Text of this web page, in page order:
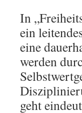
In
ein
eine
werden
geht